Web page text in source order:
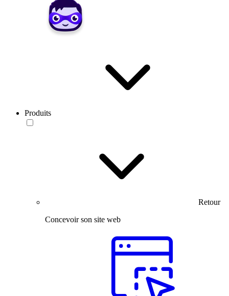
Produits
Retour
Concevoir son site web